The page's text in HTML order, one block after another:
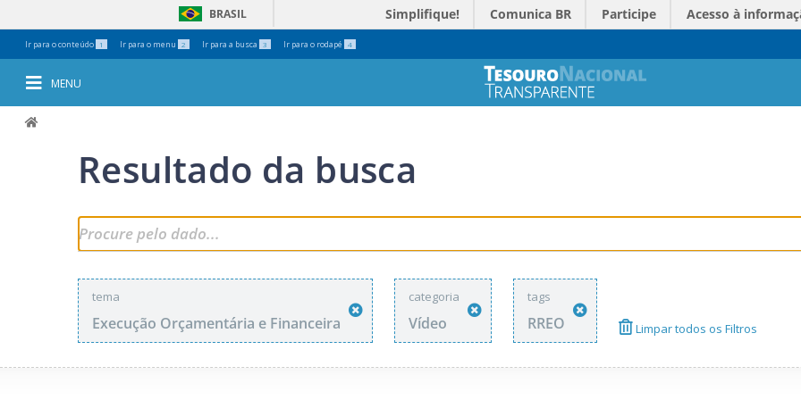
Ir para o conteúdo 1 Ir para o menu 2 Ir para a busca 3 Ir para o rodapé 4
BRASIL Simplifique! Comunica BR Participe Acesso à
MENU
Resultado da busca
tema
Execução Orçamentária e Financeira
categoria
Vídeo
tags
RREO Limpar todos os Filtros